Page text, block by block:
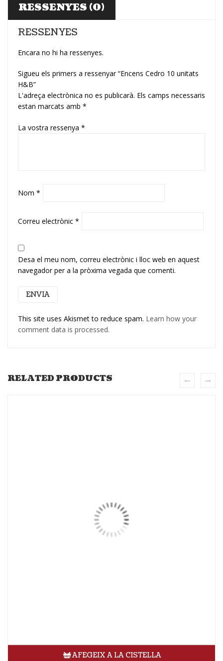
RESSENYES (0)
RESSENYES
Encara no hi ha ressenyes.
Sigueu els primers a ressenyar “Encens Cedro 10 unitats
H&B”
L'adreça electrònica no es publicarà. Els camps necessaris
estan marcats amb *
La vostra ressenya *
Nom *
Correu electrònic *
Desa el meu nom, correu electrònic i lloc web en aquest
navegador per a la pròxima vegada que comenti.
This site uses Akismet to reduce spam. Learn how your
comment data is processed.
RELATED PRODUCTS
AFEGEIX A LA CISTELLA